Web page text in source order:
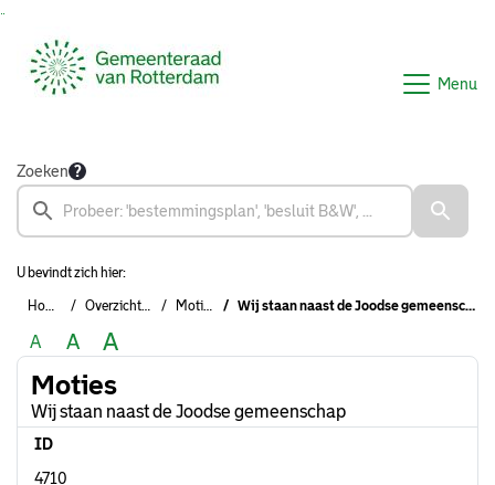
Menu
Zoeken
U bevindt zich hier:
Home Overzichten Moties Wij staan naast de Joodse gemeenschap
A A A
Moties
Wij staan naast de Joodse gemeenschap
ID
4710